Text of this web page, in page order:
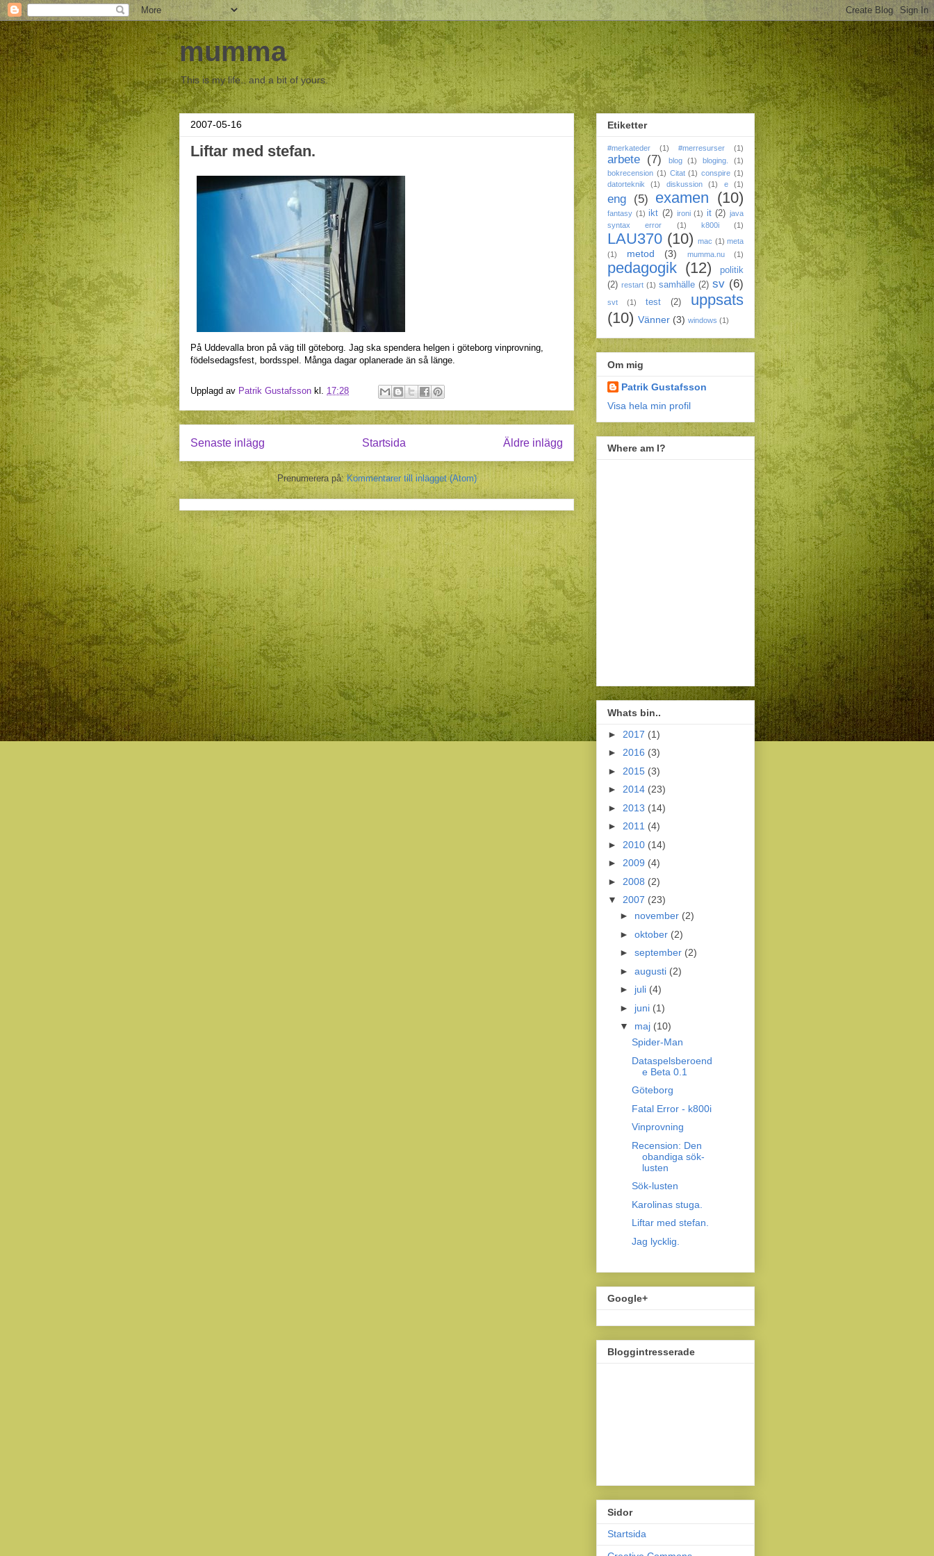
mumma
This is my life.. and a bit of yours.
2007-05-16
Liftar med stefan.
På Uddevalla bron på väg till göteborg. Jag ska spendera helgen i göteborg vinprovning,
födelsedagsfest, bordsspel. Många dagar oplanerade än så länge.
Upplagd av Patrik Gustafsson kl. 17:28
Senaste inlägg Äldre inlägg
Startsida
Prenumerera på:Kommentarer till inlägget (Atom)
Etiketter
#merkateder (1) #merresurser (1)
arbete (7) blog (1) bloging.
(1)
bokrecension (1) Citat (1) conspire (1)
datorteknik
(1) diskussion (1) e (1)
eng (5) examen (10)
fantasy (1) ikt (2) ironi (1) it (2) java
syntax error
(1) k800i (1)
LAU370 (10) mac (1) meta
(1)
metod (3) mumma.nu (1)
pedagogik (12)
politik
(2) restart (1) samhälle (2) sv (6)
svt (1) test (2)
uppsats
(10) Vänner (3) windows (1)
Om mig
Patrik Gustafsson
Visa hela min profil
Where am I?
Whats bin..
► 2017 (1)
► 2016 (3)
► 2015 (3)
► 2014 (23)
► 2013 (14)
► 2011 (4)
► 2010 (14)
► 2009 (4)
► 2008 (2)
▼ 2007 (23)
► november (2)
► oktober (2)
► september (2)
► augusti (2)
► juli (4)
► juni (1)
▼ maj (10)
Spider-Man
Dataspelsberoend
e Beta 0.1
Göteborg
Fatal Error - k800i
Vinprovning
Recension: Den
obandiga sök-
lusten
Sök-lusten
Karolinas stuga.
Liftar med stefan.
Jag lycklig.
Google+
Bloggintresserade
Sidor
Startsida